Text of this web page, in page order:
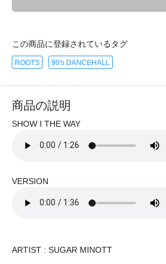
この商品に登録されているタグ
ROOTS 90's DANCEHALL
商品の説明
SHOW I THE WAY
VERSION
ARTIST : SUGAR MINOTT